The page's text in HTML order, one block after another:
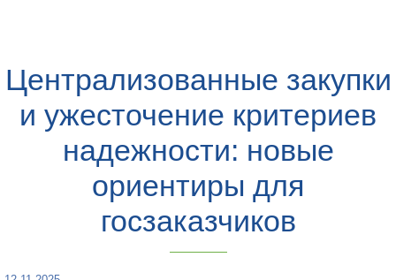
Централизованные закупки
и ужесточение критериев
надежности: новые
ориентиры для
госзаказчиков